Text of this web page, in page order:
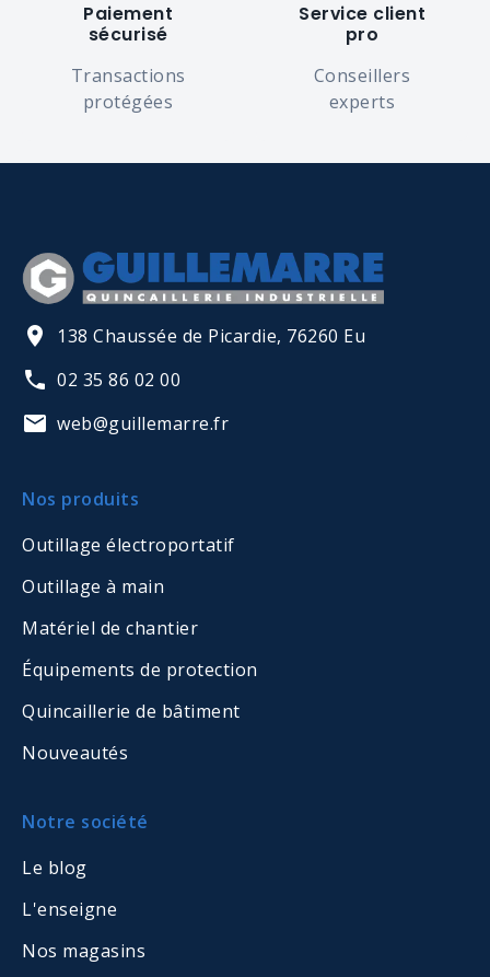
Paiement
sécurisé
Transactions
protégées
Service client
pro
Conseillers
experts
138 Chaussée de Picardie, 76260 Eu
02 35 86 02 00
web@guillemarre.fr
Nos produits
Outillage électroportatif
Outillage à main
Matériel de chantier
Équipements de protection
Quincaillerie de bâtiment
Nouveautés
Notre société
Le blog
L'enseigne
Nos magasins